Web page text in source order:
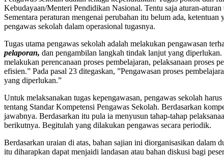
Kebudayaan/Menteri Pendidikan Nasional. Tentu saja aturan-
Sementara peraturan mengenai perubahan itu belum ada,
pengawas sekolah dalam operasional tugasnya.
Tugas utama pengawas sekolah adalah melakukan pengawasan
pelaporan, dan pengambilan langkah tindak lanjut yang
melakukan perencanaan proses pembelajaran, pelaksanaan proses
efisien.” Pada pasal 23 ditegaskan, ”Pengawasan proses
yang diperlukan.”
Untuk melaksanakan tugas kepengawasan, pengawas sekolah
tentang Standar Kompetensi Pengawas Sekolah. Berdasarkan
jawabnya. Berdasarkan itu pula ia menyusun tahap-tahap
berikutnya. Begitulah yang dilakukan pengawas secara periodik.
Berdasarkan uraian di atas, bahan sajian ini diorganisasikan
itu diharapkan dapat menjaidi landasan atau bahan diskusi bagi